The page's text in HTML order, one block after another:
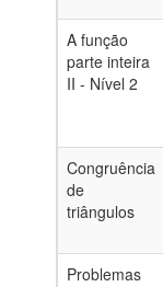
A função
parte inteira
II - Nível 2
Congruência
de
triângulos
Problemas